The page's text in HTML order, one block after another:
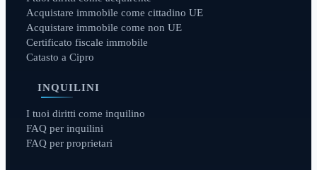
Acquistare immobile come cittadino UE
Acquistare immobile come non UE
Certificato fiscale immobile
Catasto a Cipro
INQUILINI
I tuoi diritti come inquilino
FAQ per inquilini
FAQ per proprietari